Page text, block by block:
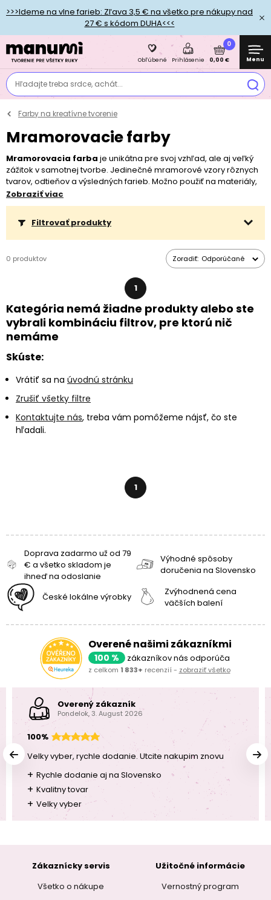
>>>Ideme na vlne farieb: Zľava 3,5 € na všetko pre nákupy nad
27 € s kódom DUHA<<<
Hľadajte treba srdce, achát...
Obľúbené Prihlásenie
0
0,00 € Menu
Farby na kreatívne tvorenie
Mramorovacie farby
Mramorovacia farba je unikátna pre svoj vzhľad, ale aj veľký
zážitok v samotnej tvorbe. Jedinečné mramorové vzory rôznych
tvarov, odtieňov a výsledných farieb. Možno použiť na materiály,
ako je drevo, sklo, polystyrén, kov, kameň a ďalšie. Mramorové
farby sa predávajú jednotlivo, ale odporúča sa pre dokonalejší
mramorový vzor použiť 2 - 3 farby, čím môžete využiť sady po 6
kusoch.
Zobraziť viac
Filtrovať produkty
0 produktov Zoradiť: Odporúčané
1
Kategória nemá žiadne produkty alebo ste
vybrali kombináciu filtrov, pre ktorú nič
nemáme
Skúste:
Vrátiť sa na úvodnú stránku
Zrušiť všetky filtre
Kontaktujte nás, treba vám pomôžeme nájsť, čo ste
hľadali.
1
Doprava zadarmo už od 79
€ a všetko skladom je
ihneď na odoslanie
Výhodné spôsoby
doručenia na Slovensko
České lokálne výrobky
Zvýhodnená cena
väčších balení
Overené našimi zákazníkmi
100 % zákazníkov nás odporúča
z celkom 1 833+ recenzií - zobraziť všetko
Overený zákazník
Pondelok, 3. August 2026
100%
Velky vyber, rychle dodanie. Utcite nakupim znovu
+ Rychle dodanie aj na Slovensko
+ Kvalitny tovar
+ Velky vyber
Zákaznícky servis
Všetko o nákupe
Užitočné informácie
Vernostný program